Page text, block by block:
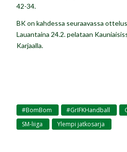
42-34.
BK on kahdessa seuraavassa
Lauantaina 24.2. pelataan
Karjaalla.
#BomBom #GrIFKHandball
SM-liiga Ylempi jatkosarja